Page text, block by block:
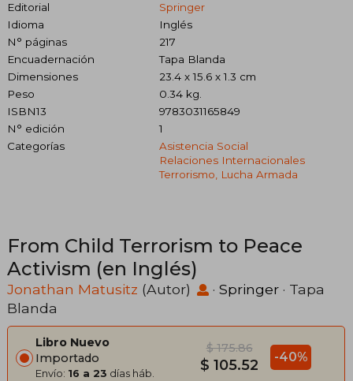
Editorial
Springer
Idioma
Inglés
N° páginas
217
Encuadernación
Tapa Blanda
Dimensiones
23.4 x 15.6 x 1.3 cm
Peso
0.34 kg.
ISBN13
9783031165849
N° edición
1
Categorías
Asistencia Social
Relaciones Internacionales
Terrorismo, Lucha Armada
From Child Terrorism to Peace
Activism (en Inglés)
Jonathan Matusitz (Autor) · Springer · Tapa
Blanda
Libro Nuevo
Importado
Envío: 16 a 23 días háb.
$ 175.86
$ 105.52 -40%